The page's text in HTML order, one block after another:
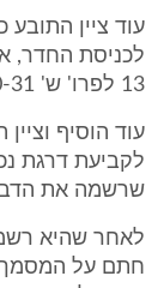
עוד ציין
לכניסת החדר,
13 לפרו' ש' 30-31).
עוד הוסיף
שרשמה את הדברים מפיו
לאחר שהיא
חתם על